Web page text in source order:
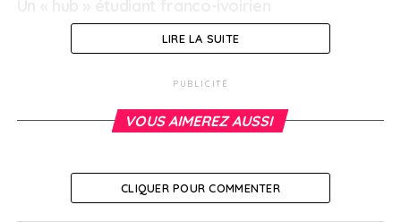
LIRE LA SUITE
PUBLICITÉ
VOUS AIMEREZ AUSSI
CLIQUER POUR COMMENTER